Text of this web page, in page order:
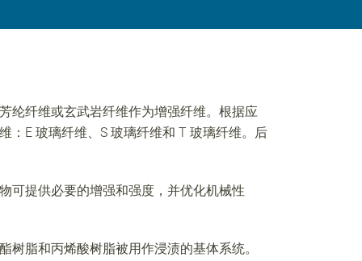
纶纤维或玄武岩纤维作为增强纤维。根据应
：E 玻璃纤维、S 玻璃纤维和 T 玻璃纤维。后
可提供必要的增强和强度，并优化机械性
树脂和丙烯酸树脂被用作浸渍的基体系统。